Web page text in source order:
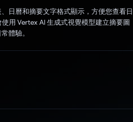
日曆和摘要文字格式顯示，方便您查看日
用 Vertex AI 生成式視覺模型建立摘要圖
體驗。